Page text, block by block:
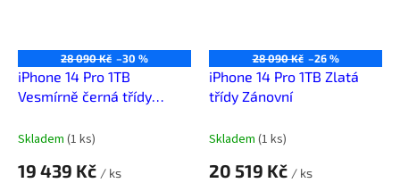
28 090 Kč –30 %
iPhone 14 Pro 1TB
Vesmírně černá třídy
Skladem (1 ks)
19 439 Kč / ks
28 090 Kč –26 %
iPhone 14 Pro 1TB Zlatá
třídy Zánovní
Skladem (1 ks)
20 519 Kč / ks